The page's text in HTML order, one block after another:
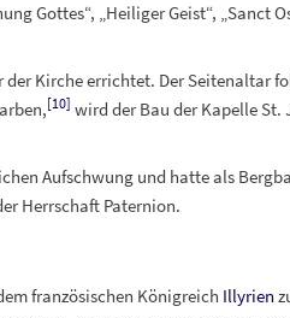
Gottes“, „Heiliger Geist“, „Sanct
Kirche errichtet. Der Seitenaltar
[10] wird der Bau der Kapelle St.
Aufschwung und hatte als
Herrschaft Paternion.
französischen Königreich Illyrien